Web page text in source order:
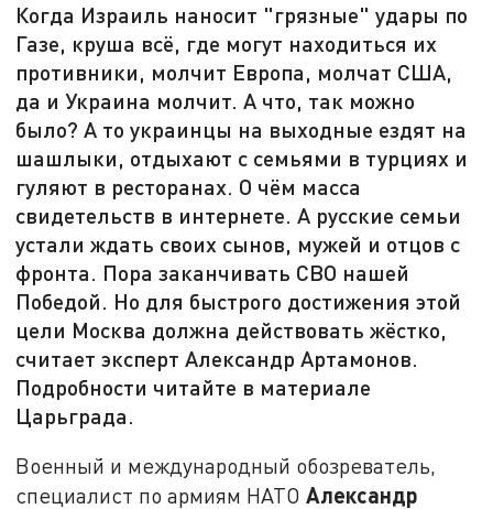
Когда Израиль наносит "грязные" удары по
Газе, круша всё, где могут находиться их
противники, молчит Европа, молчат США,
да и Украина молчит. А что, так можно
было? А то украинцы на выходные ездят на
шашлыки, отдыхают с семьями в турциях и
гуляют в ресторанах. О чём масса
свидетельств в интернете. А русские семьи
устали ждать своих сынов, мужей и отцов с
фронта. Пора заканчивать СВО нашей
Победой. Но для быстрого достижения этой
цели Москва должна действовать жёстко,
считает эксперт Александр Артамонов.
Подробности читайте в материале
Царьграда.
Военный и международный обозреватель,
специалист по армиям НАТОАлександр